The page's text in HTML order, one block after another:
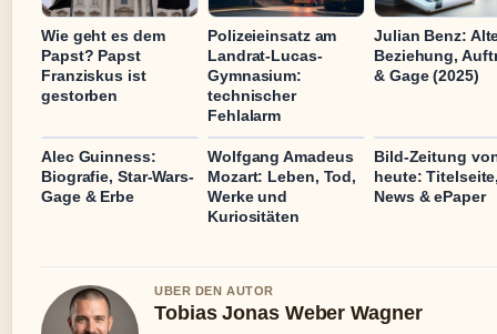
Wie geht es dem
Papst? Papst
Franziskus ist
gestorben
Polizeieinsatz am
Landrat-Lucas-
Gymnasium:
technischer
Fehlalarm
Julian Benz:
Beziehung,
& Gage (2025)
Alec Guinness:
Biografie, Star-Wars-
Gage & Erbe
Wolfgang Amadeus
Mozart: Leben, Tod,
Werke und
Kuriositäten
Bild-Zeitung
heute:
News & ePaper
UBER DEN AUTOR
Tobias Jonas Weber Wagner